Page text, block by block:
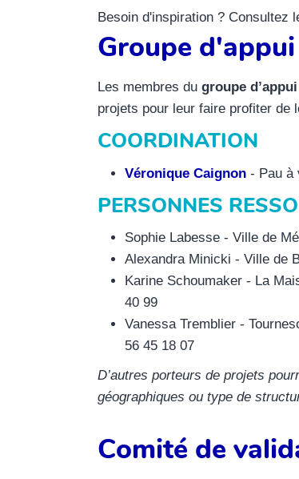
Besoin d'inspiration ? Consultez
Groupe d'appui
Les membres du groupe d’appui
projets pour leur faire profiter de
COORDINATION
Véronique Caignon - Pau à
PERSONNES
Sophie Labesse - Ville de
Alexandra Minicki - Ville de
Karine Schoumaker - La
40 99
Vanessa Tremblier -
56 45 18 07
D’autres porteurs de projets
géographiques ou type de
Comité de